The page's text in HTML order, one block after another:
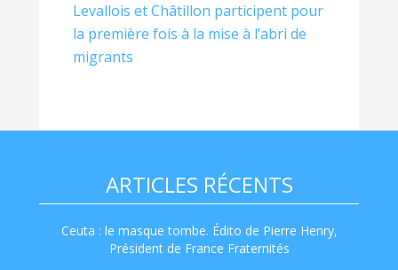
Levallois et Châtillon participent pour
la première fois à la mise à l’abri de
migrants
ARTICLES RÉCENTS
Ceuta : le masque tombe. Édito de Pierre Henry,
Président de France Fraternités